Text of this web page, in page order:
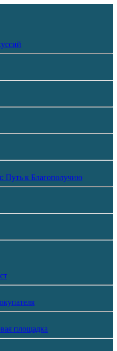
Путь к Благополучию
площадка